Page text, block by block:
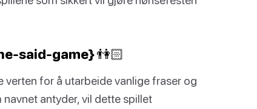
said-game} 👫🏻
verten for å utarbeide vanlige fraser og
antyder, vil dette spillet